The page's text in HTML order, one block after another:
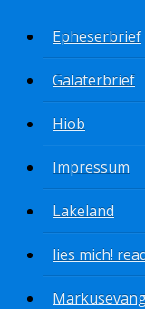
Epheserbrief
Galaterbrief
Hiob
Impressum
Lakeland
lies mich!